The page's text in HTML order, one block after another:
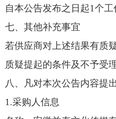
自本公告发布之日起1个工
七、其他补充事宜
若供应商对上述结果有质
质疑提起的条件及不予受
八 、凡对本次公告内容提
1.采购人信息